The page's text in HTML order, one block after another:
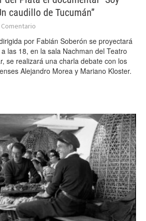
caudillo de Tucumán”
Comentario
por Fabián Soberón se proyectará
las 18, en la sala Nachman del Teatro
se realizará una charla debate con los
Alejandro Morea y Mariano Kloster.